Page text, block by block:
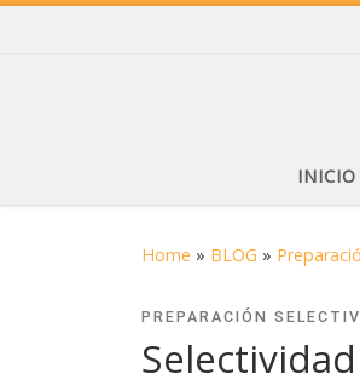
INICIO
Home » BLOG »
PREPARACIÓN